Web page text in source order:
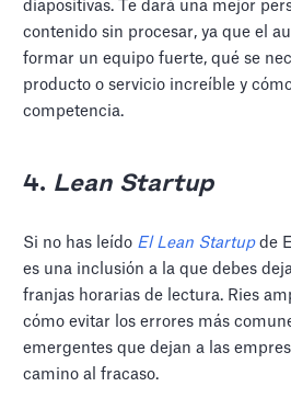
diapositivas. Te dará una mejor
contenido sin procesar, ya que el
formar un equipo fuerte, qué se
producto o servicio increíble y
competencia.
4. Lean Startup
Si no has leído El Lean Startup de
es una inclusión a la que debes
franjas horarias de lectura. Ries
cómo evitar los errores más
emergentes que dejan a las
camino al fracaso.